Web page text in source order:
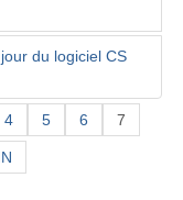
du logiciel CS
4 5 6 7